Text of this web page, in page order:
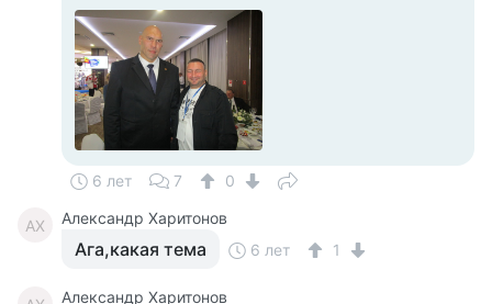
6 лет 7 0
АХ Александр Харитонов
Ага,какая тема 6 лет 1
Александр Харитонов